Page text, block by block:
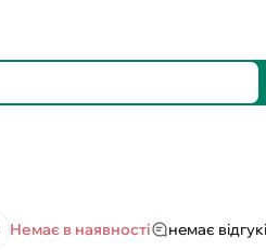
Немає в наявності немає